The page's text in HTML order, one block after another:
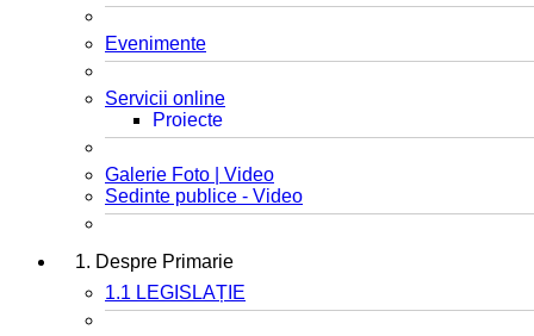
Evenimente
Servicii online
Proiecte
Galerie Foto | Video
Sedinte publice - Video
1. Despre Primarie
1.1 LEGISLAȚIE